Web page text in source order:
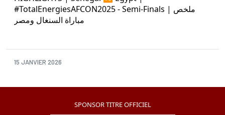
#TotalEnergiesAFCON2025 - Semi-Finals | ملخص
مباراة السنغال ومصر
15 JANVIER 2026
SPONSOR TITRE OFFICIEL